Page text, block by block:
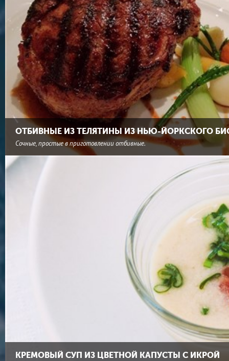
ОТБИВНЫЕ ИЗ ТЕЛЯТИНЫ ИЗ НЬЮ-ЙОРКСКОГО
Сочные, простые в приготовлении отбивные.
КРЕМОВЫЙ СУП ИЗ ЦВЕТНОЙ КАПУСТЫ С ИКРОЙ